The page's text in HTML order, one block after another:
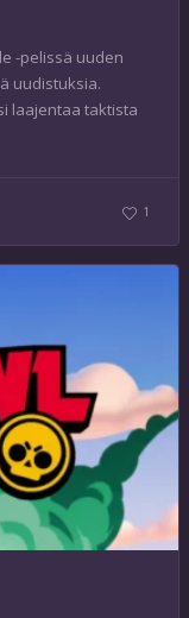
-pelissä uuden
uudistuksia.
laajentaa taktista
1